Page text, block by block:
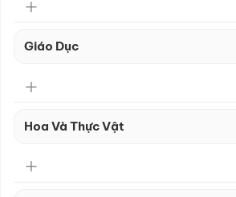
Giáo Dục
Hoa Và Thực Vật